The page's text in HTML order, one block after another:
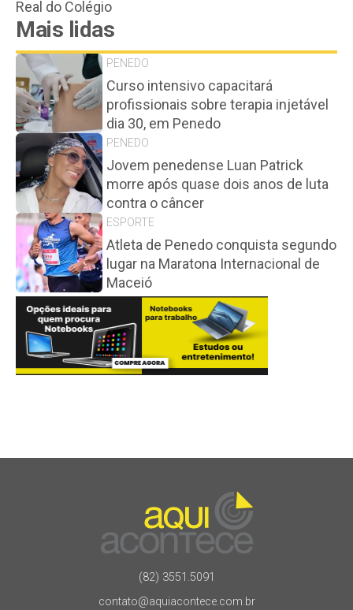
Real do Colégio
Mais lidas
PENEDO
Curso intensivo capacitará
profissionais sobre terapia injetável
dia 30, em Penedo
PENEDO
Jovem penedense Luan Patrick
morre após quase dois anos de luta
contra o câncer
ESPORTE
Atleta de Penedo conquista segundo
lugar na Maratona Internacional de
Maceió
(82) 3551.5091
contato@aquiacontece.com.br